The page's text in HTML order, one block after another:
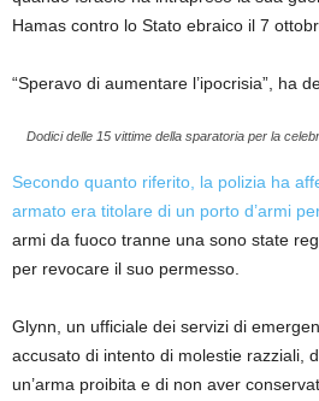
Hamas contro lo Stato ebraico il 7
“Speravo di aumentare l’ipocrisia”, ha
Dodici delle 15 vittime della sparatoria per la
Secondo quanto riferito, la polizia ha
armato era titolare di un porto d’armi
armi da fuoco tranne una sono state
per revocare il suo permesso.
Glynn, un ufficiale dei servizi di
accusato di intento di molestie razziali,
un’arma proibita e di non aver